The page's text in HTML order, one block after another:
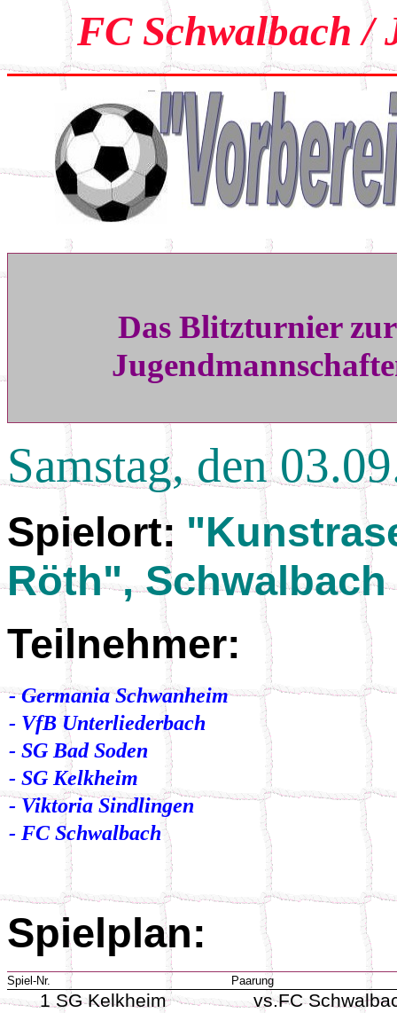
FC Schwalbach /
Das Blitzturnier
Samstag, den
Spielort:
Röth", Schwalbach
Teilnehmer:
- Germania Schwanheim
- VfB Unterliederbach
- SG Bad Soden
- SG Kelkheim
- Viktoria Sindlingen
- FC Schwalbach
Spielplan:
Spiel-Nr. Paarung
1 SG Kelkheim vs.FC